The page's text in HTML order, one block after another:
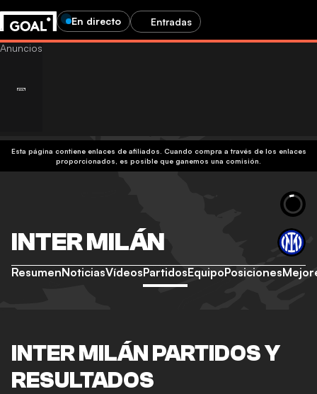
En directo Entradas
Esta página contiene enlaces de afiliados. Cuando compra a través de los enlaces
proporcionados, es posible que ganemos una comisión.
INTER MILÁN
ResumenNoticiasVídeosPartidosEquipoPosiciones
INTER MILÁN PARTIDOS Y
RESULTADOS